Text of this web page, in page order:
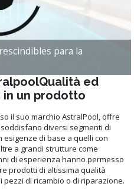
para la
ed
in un prodotto
il suo marchio AstralPool, offre
diversi segmenti di
esigenze di base a quelli con
a grandi strutture come
di esperienza hanno permesso
prodotti di altissima qualità
pezzi di ricambio o di riparazione.